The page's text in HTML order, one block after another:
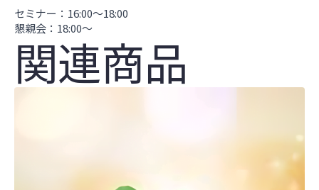
-
01
セ
ミ
ナ
懇
セミナー：16:00～18:00
懇親会：18:00～
関連商品